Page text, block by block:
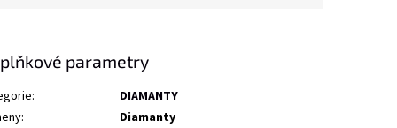
parametry
:
DIAMANTY
:
Diamanty